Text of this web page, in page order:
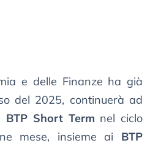
e delle Finanze ha già
del 2025, continuerà ad
BTP Short Term nel ciclo
mese, insieme ai BTP